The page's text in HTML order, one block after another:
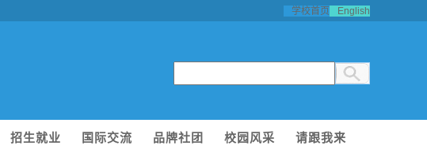
学校首页 English
招生就业 国际交流 品牌社团 校园风采 请跟我来